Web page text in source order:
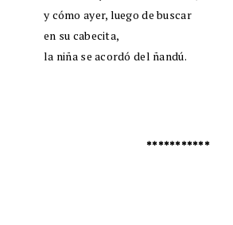
y cómo ayer, luego de buscar
en su cabecita,
la niña se acordó del ñandú.
***********